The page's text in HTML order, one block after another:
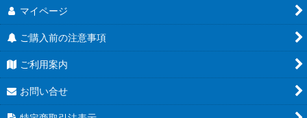
マイページ
ご購入前の注意事項
ご利用案内
お問い合せ